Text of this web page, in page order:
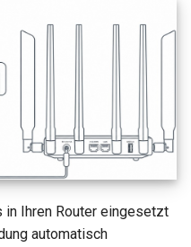
Ihren Router eingesetzt
automatisch